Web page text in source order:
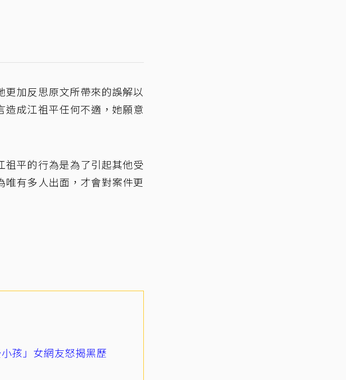
加反思原文所帶來的誤解以
造成江祖平任何不適，她願意
平的行為是為了引起其他受
有多人出面，才會對案件更
孩」女網友怒揭黑歷